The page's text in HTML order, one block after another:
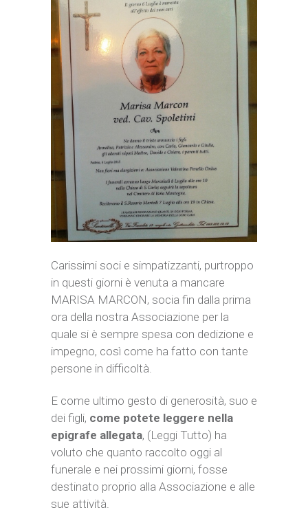
Carissimi soci e simpatizzanti, purtroppo
in questi giorni è venuta a mancare
MARISA MARCON, socia fin dalla prima
ora della nostra Associazione per la
quale si è sempre spesa con dedizione e
impegno, così come ha fatto con tante
persone in difficoltà.
E come ultimo gesto di generosità, suo e
dei figli, come potete leggere nella
epigrafe allegata, (Leggi Tutto) ha
voluto che quanto raccolto oggi al
funerale e nei prossimi giorni, fosse
destinato proprio alla Associazione e alle
sue attività.